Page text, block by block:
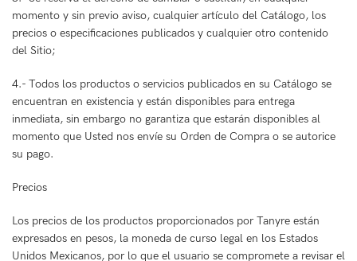
momento y sin previo aviso, cualquier artículo del Catálogo, los
precios o especificaciones publicados y cualquier otro contenido
del Sitio;
4.- Todos los productos o servicios publicados en su Catálogo se
encuentran en existencia y están disponibles para entrega
inmediata, sin embargo no garantiza que estarán disponibles al
momento que Usted nos envíe su Orden de Compra o se autorice
su pago.
Precios
Los precios de los productos proporcionados por Tanyre están
expresados en pesos, la moneda de curso legal en los Estados
Unidos Mexicanos, por lo que el usuario se compromete a revisar el